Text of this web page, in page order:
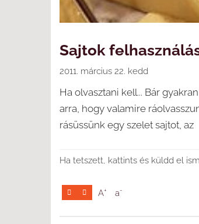
Sajtok
2011. március 22. kedd
Ha olvasztani kell... Bár
arra, hogy valamire
rásüssünk egy szelet sajtot, az
Ha tetszett, kattints és küldd el
A+ a-